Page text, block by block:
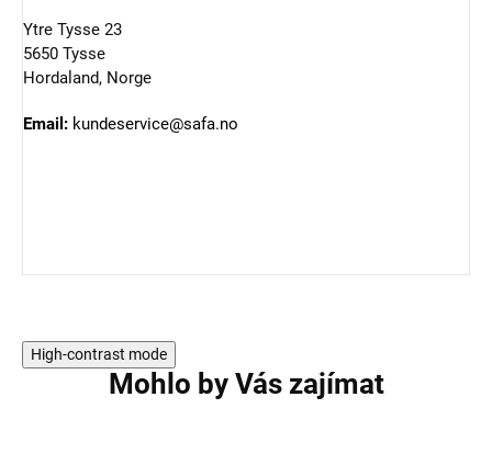
Ytre Tysse 23
5650 Tysse
Hordaland, Norge
Email: kundeservice@safa.no
High-contrast mode
Mohlo by Vás zajímat